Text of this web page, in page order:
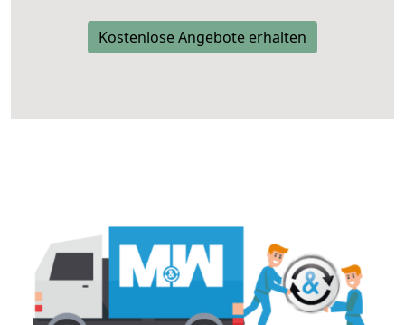
Kostenlose Angebote erhalten